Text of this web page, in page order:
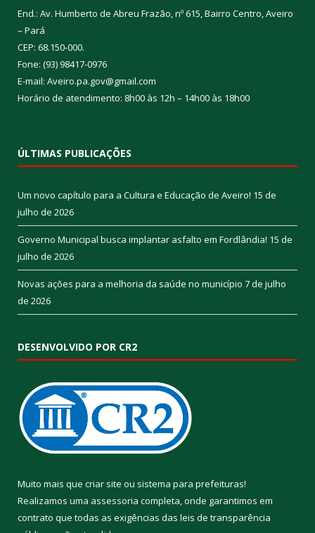
End.: Av. Humberto de Abreu Frazão, nº 615, Bairro Centro, Aveiro
– Pará
CEP: 68.150-000.
Fone: (93) 98417-0976
E-mail: Aveiro.pa.gov@gmail.com
Horário de atendimento: 8h00 às 12h – 14h00 às 18h00
ÚLTIMAS PUBLICAÇÕES
Um novo capítulo para a Cultura e Educação de Aveiro! 15 de
julho de 2026
Governo Municipal busca implantar asfalto em Fordlândia! 15 de
julho de 2026
Novas ações para a melhoria da saúde no município 7 de julho
de 2026
DESENVOLVIDO POR CR2
Muito mais que criar site ou sistema para prefeituras!
Realizamos uma assessoria completa, onde garantimos em
contrato que todas as exigências das leis de transparência